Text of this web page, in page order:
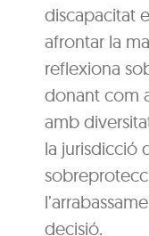
discapacitat
afrontar la
reflexiona
donant com
amb
la jurisdicció
decisió.